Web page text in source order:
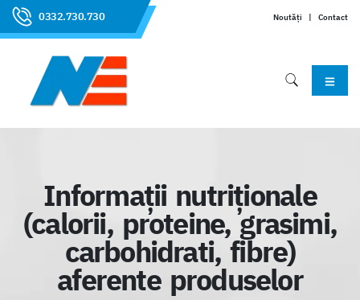
0332.730.730 Noutăți | Contact
Informații nutriționale
(calorii, proteine, grasimi,
carbohidrati, fibre)
aferente produselor